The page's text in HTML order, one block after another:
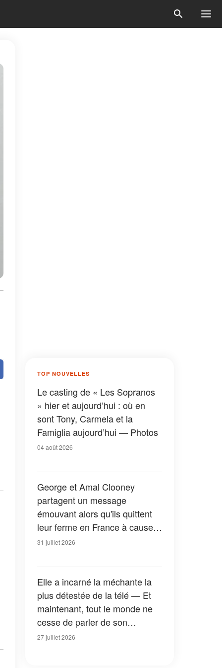
TOP NOUVELLES
Le casting de « Les Sopranos
» hier et aujourd’hui : où en
sont Tony, Carmela et la
Famiglia aujourd’hui — Photos
04 août 2026
George et Amal Clooney
partagent un message
émouvant alors qu'ils quittent
leur ferme en France à cause
des feux de forêt — Tous les
31 juillet 2026
Elle a incarné la méchante la
plus détestée de la télé — Et
maintenant, tout le monde ne
cesse de parler de son
apparition dans la nouvelle
27 juillet 2026